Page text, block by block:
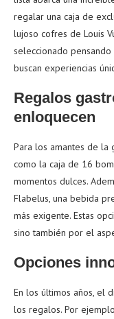
regalar una caja de
lujoso cofres de Louis
seleccionado
buscan experiencias
Regalos
enloquecen
Para los amantes de la
como la caja de 16
momentos dulces.
Flabelus, una bebida
más exigente. Estas
sino también por el
Opciones
En los últimos años, el
los regalos. Por